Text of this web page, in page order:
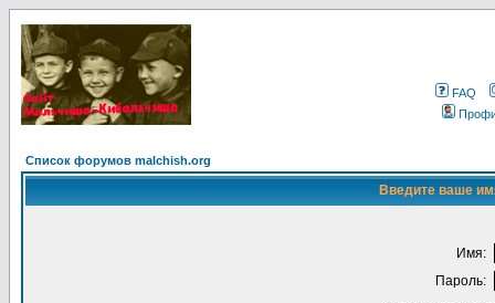
FAQ
Список форумов malchish.org
Введите ваше
Имя:
Пароль: